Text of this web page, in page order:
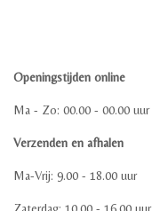
Openingstijden online
Ma - Zo: 00.00 - 00.00 uur
Verzenden en afhalen
Ma-Vrij: 9.00 - 18.00 uur